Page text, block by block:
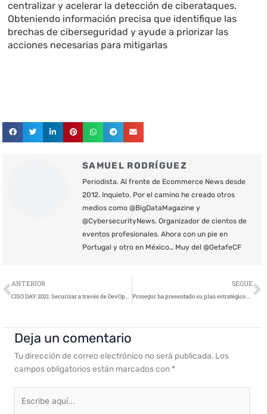
centralizar y acelerar la detección de ciberataques.
Obteniendo información precisa que identifique las
brechas de ciberseguridad y ayude a priorizar las
acciones necesarias para mitigarlas
SAMUEL RODRÍGUEZ
Periodista. Al frente de Ecommerce News desde
2012. Inquieto. Por el camino he creado otros
medios como @BigDataMagazine y
@CybersecurityNews. Organizador de cientos de
eventos profesionales. Ahora con un pie en
Portugal y otro en México… Muy del @GetafeCF
Ant
ANTERIOR
CISO DAY 2021: Securizar a través de DevOps con Fastly
SEGUE
Prosegur ha presentado su plan estratégico para 2021-2023
Deja un comentario
Tu dirección de correo electrónico no será publicada. Los
campos obligatorios están marcados con *
aquí...